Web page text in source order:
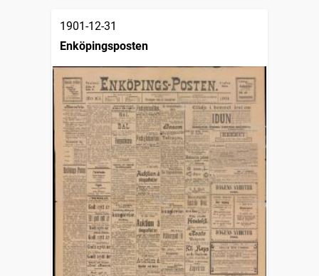
1901-12-31
Enköpingsposten